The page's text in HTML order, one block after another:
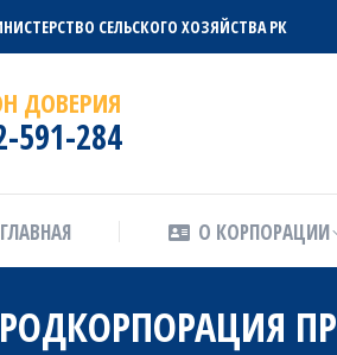
СЕЛЬСКОГО ХОЗЯЙСТВА РК
ДОВЕРИЯ
591-284
ГЛАВНАЯ О КОРПОРАЦИИ
ГЛАВНАЯ О КОРПОРАЦИИ